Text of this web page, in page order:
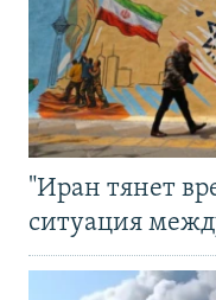
"Иран тянет
ситуация